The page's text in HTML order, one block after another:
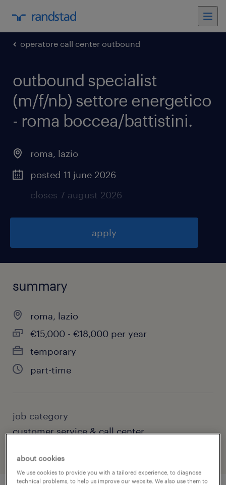
operatore call center outbound
outbound specialist
(m/f/nb) settore energetico
- roma boccea/battistini.
roma, lazio
posted 11 june 2026
closes 7 august 2026
apply
summary
roma, lazio
€15,000 - €18,000 per year
temporary
part-time
job category
customer service & call center
about cookies
We use cookies to provide you with a tailored experience, to diagnose
technical problems, to help us improve our website. We also use them to